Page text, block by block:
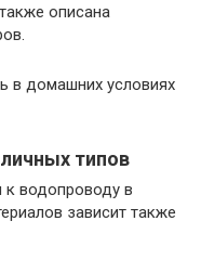
описана
в домашних условиях
типов
к водопроводу в
зависит также